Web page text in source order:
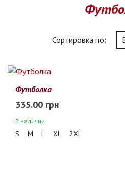
Сортировка по:
Футболка
335.00 грн
В наличии
S M L XL 2XL